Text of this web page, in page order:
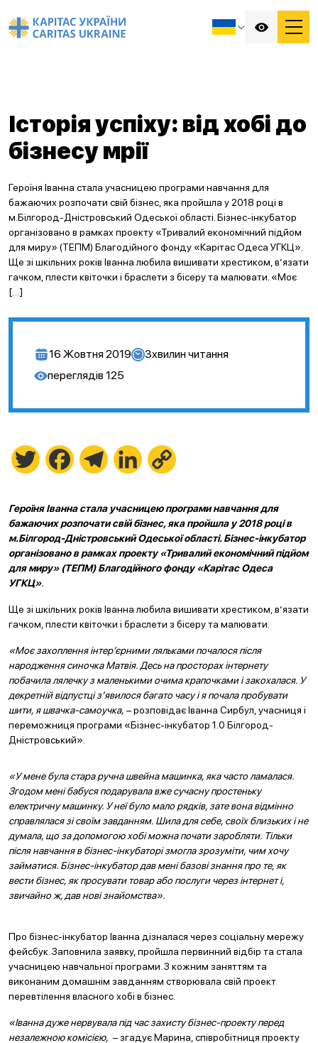
Історія успіху: від хобі до
бізнесу мрії
Героїня Іванна стала учасницею програми навчання для
бажаючих розпочати свій бізнес, яка пройшла у 2018 році в
м.Білгород-Дністровський Одеської області. Бізнес-інкубатор
організовано в рамках проекту «Тривалий економічний підйом
для миру» (ТЕПМ) Благодійного фонду «Карітас Одеса УГКЦ».
Ще зі шкільних років Іванна любила вишивати хрестиком, в’язати
гачком, плести квіточки і браслети з бісеру та малювати. «Моє
[…]
16 Жовтня 2019 3хвилин читання
переглядів 125
Twitter FacebookTelegramLinkedIn
Героїня Іванна стала учасницею програми навчання для
бажаючих розпочати свій бізнес, яка пройшла у 2018 році в
м.Білгород-Дністровський Одеської області. Бізнес-інкубатор
організовано в рамках проекту «Тривалий економічний підйом
для миру» (ТЕПМ) Благодійного фонду «Карітас Одеса
УГКЦ».
Ще зі шкільних років Іванна любила вишивати хрестиком, в’язати
гачком, плести квіточки і браслети з бісеру та малювати.
«Моє захоплення інтер’єрними ляльками почалося після
народження синочка Матвія. Десь на просторах інтернету
побачила лялечку з маленькими очима крапочками і закохалася. У
декретній відпустці з’явилося багато часу і я почала пробувати
шити, я швачка-самоучка, – розповідає Іванна Сирбул, учасниця і
переможниця програми «Бізнес-інкубатор 1.0 Білгород-
Дністровський».
«У мене була стара ручна швейна машинка, яка часто ламалася.
Згодом мені бабуся подарувала вже сучасну простеньку
електричну машинку. У неї було мало рядків, зате вона відмінно
справлялася зі своїм завданням. Шила для себе, своїх близьких і не
думала, що за допомогою хобі можна почати заробляти. Тільки
після навчання в бізнес-інкубаторі змогла зрозуміти, чим хочу
займатися. Бізнес-інкубатор дав мені базові знання про те, як
вести бізнес, як просувати товар або послуги через інтернет і,
звичайно ж, дав нові знайомства».
Про бізнес-інкубатор Іванна дізналася через соціальну мережу
фейсбук. Заповнила заявку, пройшла первинний відбір та стала
учасницею навчальної програми. З кожним заняттям та
виконаним домашнім завданням створювала свій проект
перевтілення власного хобі в бізнес.
«Іванна дуже нервувала під час захисту бізнес-проекту перед
незалежною комісією, – згадує Марина, співробітниця проекту